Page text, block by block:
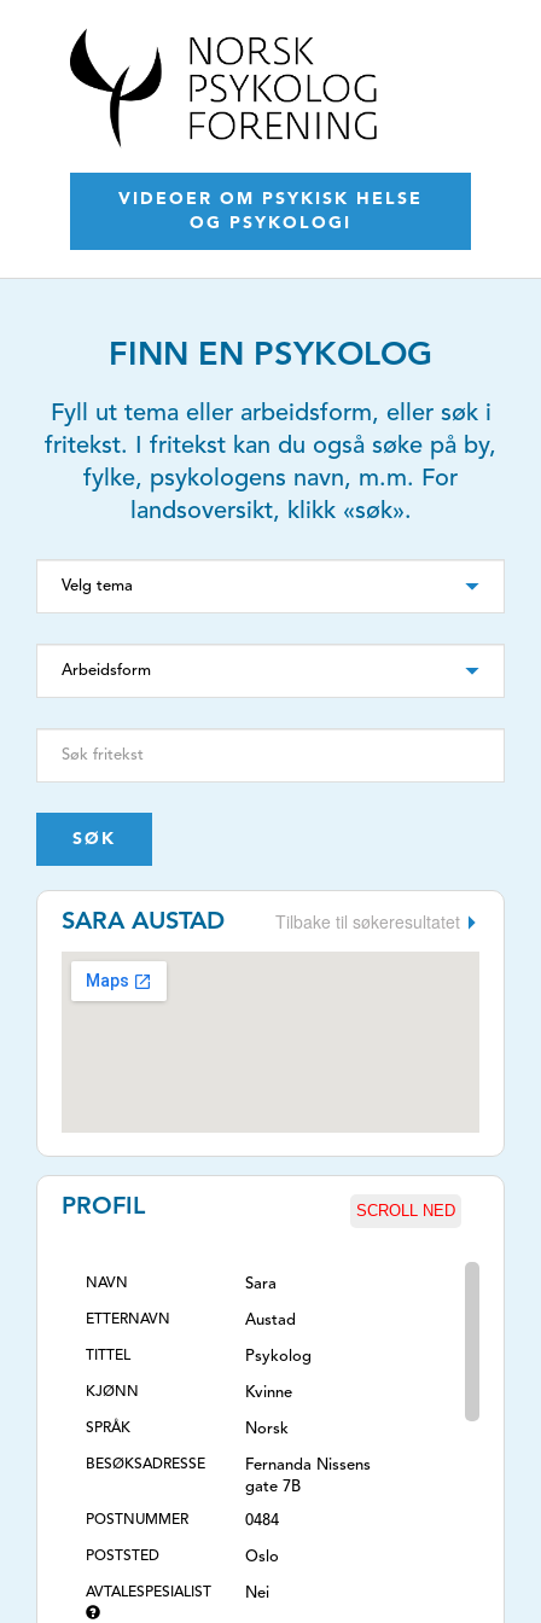
VIDEOER OM PSYKISK HELSE
OG PSYKOLOGI
FINN EN PSYKOLOG
Fyll ut tema eller arbeidsform, eller søk i
fritekst. I fritekst kan du også søke på by,
fylke, psykologens navn, m.m. For
landsoversikt, klikk «søk».
SØK
SARA AUSTAD Tilbake til søkeresultatet
PROFIL SCROLL NED
NAVN Sara
ETTERNAVN Austad
TITTEL Psykolog
KJØNN Kvinne
SPRÅK Norsk
BESØKSADRESSE
Fernanda Nissens
gate 7B
POSTNUMMER 0484
POSTSTED Oslo
AVTALESPESIALIST Nei